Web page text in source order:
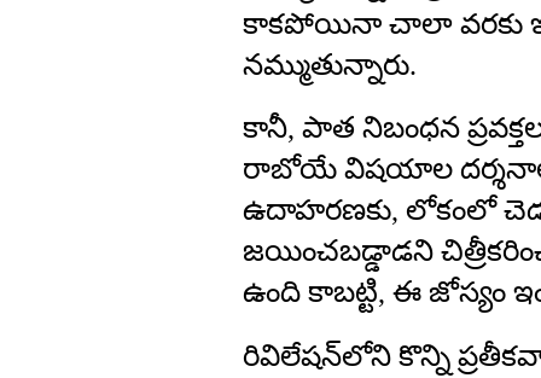
కాకపోయినా చాలా వరకు
నమ్ముతున్నారు.
కానీ, పాత నిబంధన
రాబోయే విషయాల
ఉదాహరణకు, లోకంలో
జయించబడ్డాడని
ఉంది కాబట్టి, ఈ జోస్యం
రివిలేషన్‌లోని కొన్ని